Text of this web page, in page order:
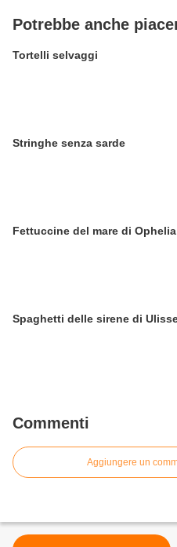
Potrebbe anche
Tortelli selvaggi
Stringhe senza sarde
Fettuccine del mare di Ophelia
Spaghetti delle sirene di
Commenti
Aggiungere un